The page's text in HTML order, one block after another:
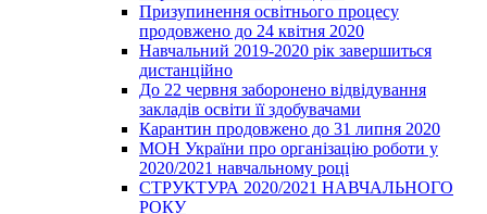
Призупинення освітнього процесу
продовжено до 24 квітня 2020
Навчальний 2019-2020 рік завершиться
дистанційно
До 22 червня заборонено відвідування
закладів освіти її здобувачами
Карантин продовжено до 31 липня 2020
МОН України про організацію роботи у
2020/2021 навчальному році
СТРУКТУРА 2020/2021 НАВЧАЛЬНОГО
РОКУ